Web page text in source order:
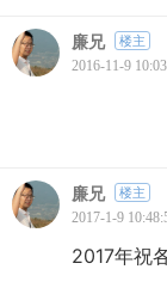
廉兄 楼主
2016-11-9
廉兄 楼主
2017-1-9
2017年祝